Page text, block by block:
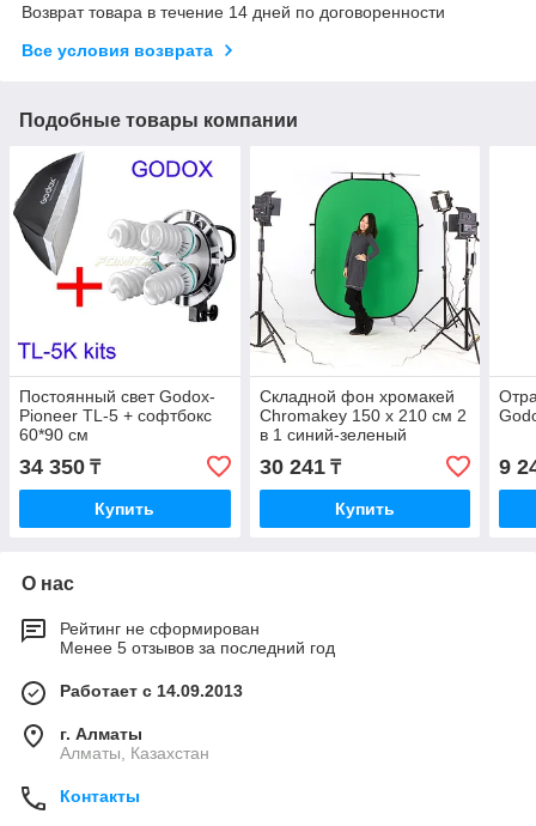
Возврат товара в течение 14 дней по договоренности
Все условия возврата
Подобные товары компании
Постоянный свет Godox-
Pioneer TL-5 + софтбокс
60*90 см
34 350 ₸
Купить
Складной фон хромакей
Chromakey 150 х 210 см 2
в 1 синий-зеленый
30 241₸
Купить
9
О нас
Рейтинг не сформирован
Менее 5 отзывов за последний год
Работает с 14.09.2013
г. Алматы
Алматы, Казахстан
Контакты